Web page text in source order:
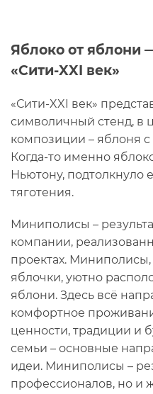
Яблоко от яблони
«Сити-XXI век»
«Сити-XXI век»
символичный стенд, в
композиции – яблоня
Когда-то именно
Ньютону, подтолкнуло
тяготения.
Миниполисы –
компании,
проектах.
яблочки, уютно
яблони. Здесь всё
комфортное
ценности, традиции и
семьи – основные
идеи. Миниполисы –
профессионалов, но и